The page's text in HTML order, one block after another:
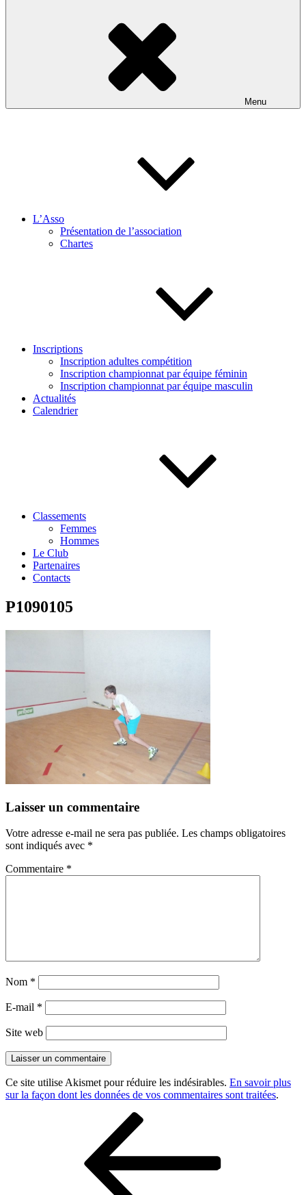
Menu
L’Asso
Présentation de l’association
Chartes
Inscriptions
Inscription adultes compétition
Inscription championnat par équipe féminin
Inscription championnat par équipe masculin
Actualités
Calendrier
Classements
Femmes
Hommes
Le Club
Partenaires
Contacts
P1090105
Laisser un commentaire
Votre adresse e-mail ne sera pas publiée. Les champs obligatoires
sont indiqués avec *
Commentaire *
Nom *
E-mail *
Site web
Ce site utilise Akismet pour réduire les indésirables. En savoir plus
sur la façon dont les données de vos commentaires sont traitées.